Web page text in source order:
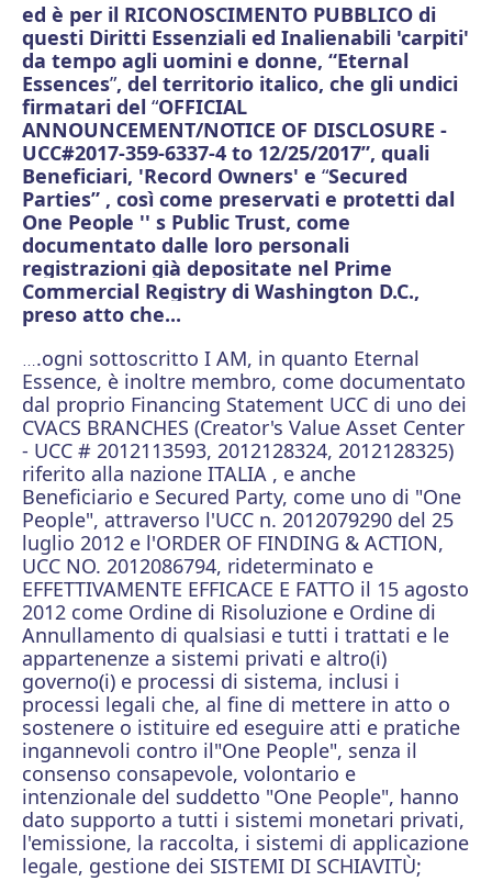
ed è per il RICONOSCIMENTO PUBBLICO di
questi Diritti Essenziali ed Inalienabili 'carpiti'
da tempo agli uomini e donne, “Eternal
Essences”, del territorio italico, che gli undici
firmatari del “OFFICIAL
ANNOUNCEMENT/NOTICE OF DISCLOSURE -
UCC#2017-359-6337-4 to 12/25/2017”, quali
Beneficiari, 'Record Owners' e “Secured
Parties” , così come preservati e protetti dal
One People '' s Public Trust, come
documentato dalle loro personali
registrazioni già depositate nel Prime
Commercial Registry di Washington D.C.,
preso atto che...
….ogni sottoscritto I AM, in quanto Eternal
Essence, è inoltre membro, come documentato
dal proprio Financing Statement UCC di uno dei
CVACS BRANCHES (Creator's Value Asset Center
- UCC # 2012113593, 2012128324, 2012128325)
riferito alla nazione ITALIA , e anche
Beneficiario e Secured Party, come uno di "One
People", attraverso l'UCC n. 2012079290 del 25
luglio 2012 e l'ORDER OF FINDING & ACTION,
UCC NO. 2012086794, rideterminato e
EFFETTIVAMENTE EFFICACE E FATTO il 15 agosto
2012 come Ordine di Risoluzione e Ordine di
Annullamento di qualsiasi e tutti i trattati e le
appartenenze a sistemi privati ​​e altro(i)
governo(i) e processi di sistema, inclusi i
processi legali che, al fine di mettere in atto o
sostenere o istituire ed eseguire atti e pratiche
ingannevoli contro il"One People", senza il
consenso consapevole, volontario e
intenzionale del suddetto "One People", hanno
dato supporto a tutti i sistemi monetari privati,
l'emissione, la raccolta, i sistemi di applicazione
legale, gestione dei SISTEMI DI SCHIAVITÙ;